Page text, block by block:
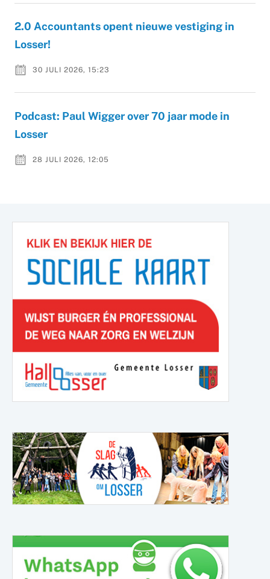
2.0 Accountants opent nieuwe vestiging in
Losser!
30 JULI 2026, 15:23
Podcast: Paul Wigger over 70 jaar mode in
Losser
28 JULI 2026, 12:05